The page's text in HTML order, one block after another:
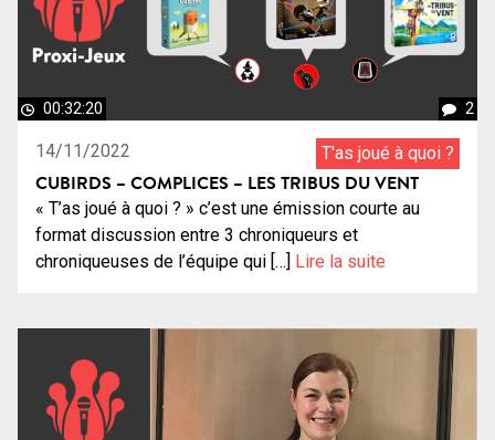
00:32:20 2
14/11/2022 T'as joué à quoi ?
CUBIRDS – COMPLICES – LES TRIBUS DU VENT
« T’as joué à quoi ? » c’est une émission courte au
format discussion entre 3 chroniqueurs et
chroniqueuses de l’équipe qui […]
Lire la suite